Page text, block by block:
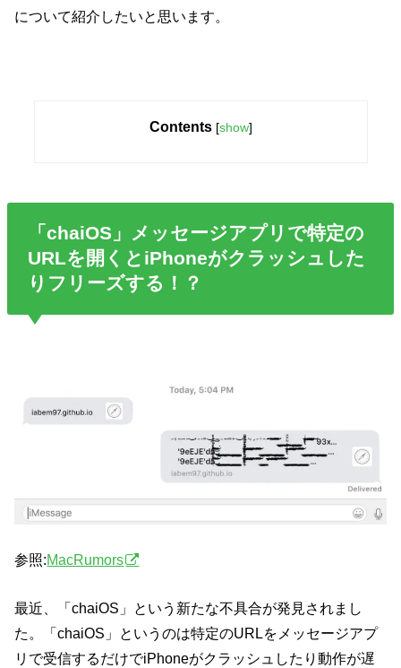
について紹介したいと思います。
Contents [show]
「chaiOS」メッセージアプリで特定の
URLを開くとiPhoneがクラッシュした
りフリーズする！？
参照:MacRumors
最近、「chaiOS」という新たな不具合が発見されまし
た。「chaiOS」というのは特定のURLをメッセージアプ
リで受信するだけでiPhoneがクラッシュしたり動作が遅